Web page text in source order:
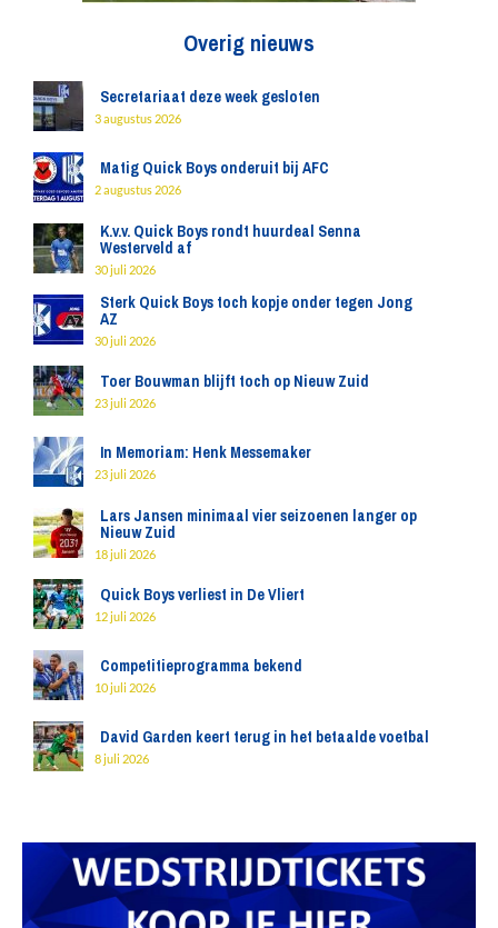
Overig nieuws
Secretariaat deze week gesloten
3 augustus 2026
Matig Quick Boys onderuit bij AFC
2 augustus 2026
K.v.v. Quick Boys rondt huurdeal Senna
Westerveld af
30 juli 2026
Sterk Quick Boys toch kopje onder tegen Jong
AZ
30 juli 2026
Toer Bouwman blijft toch op Nieuw Zuid
23 juli 2026
In Memoriam: Henk Messemaker
23 juli 2026
Lars Jansen minimaal vier seizoenen langer op
Nieuw Zuid
18 juli 2026
Quick Boys verliest in De Vliert
12 juli 2026
Competitieprogramma bekend
10 juli 2026
David Garden keert terug in het betaalde voetbal
8 juli 2026